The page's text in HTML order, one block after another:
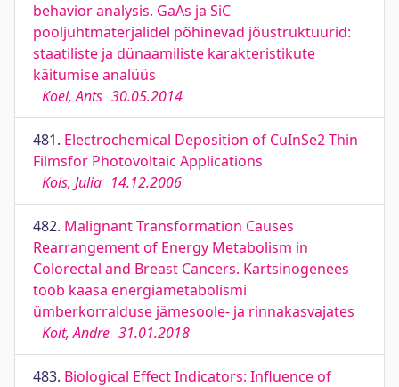
behavior analysis. GaAs ja SiC
pooljuhtmaterjalidel põhinevad jõustruktuurid:
staatiliste ja dünaamiliste karakteristikute
käitumise analüüs
Koel, Ants 30.05.2014
481. Electrochemical Deposition of CuInSe2 Thin
Filmsfor Photovoltaic Applications
Kois, Julia 14.12.2006
482. Malignant Transformation Causes
Rearrangement of Energy Metabolism in
Colorectal and Breast Cancers. Kartsinogenees
toob kaasa energiametabolismi
ümberkorralduse jämesoole‐ ja rinnakasvajates
Koit, Andre 31.01.2018
483. Biological Effect Indicators: Influence of